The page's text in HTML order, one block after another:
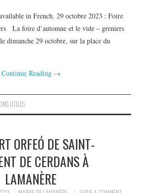
in French. 29 octobre 2023 : Foire
La foire d’automne et le vide – greniers
dimanche 29 octobre, sur la place du
Continue Reading →
UTILES
ORFEÓ DE SAINT-
DE CERDANS À
LAMANÈRE